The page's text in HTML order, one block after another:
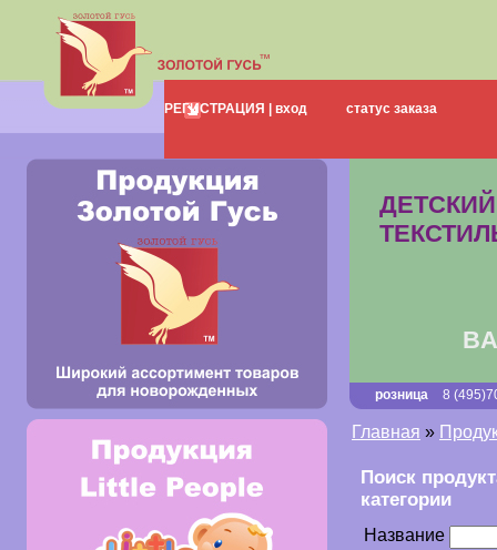
РЕГИСТРАЦИЯ | вход статус заказа
НОВЫЕ КОЛЛЕКЦИИ
ДЕТСКИЙ
розница 8
Главная »
Поиск
категории
Название